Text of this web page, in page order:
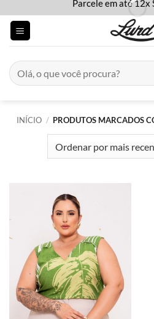
content
Parcele em até 12x
Pesquisar
por:
INÍCIO / PRODUTOS MARCADOS